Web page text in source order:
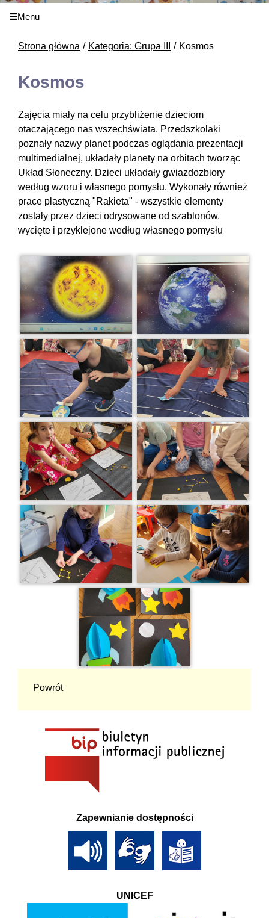
Menu
Strona główna Kategoria: Grupa III Kosmos
Kosmos
Zajęcia miały na celu przybliżenie dzieciom
otaczającego nas wszechświata. Przedszkolaki
poznały nazwy planet podczas oglądania prezentacji
multimedialnej, układały planety na orbitach tworząc
Układ Słoneczny. Dzieci układały gwiazdozbiory
według wzoru i własnego pomysłu. Wykonały również
prace plastyczną "Rakieta" - wszystkie elementy
zostały przez dzieci odrysowane od szablonów,
wycięte i przyklejone według własnego pomysłu
Powrót
Zapewnianie dostępności
UNICEF